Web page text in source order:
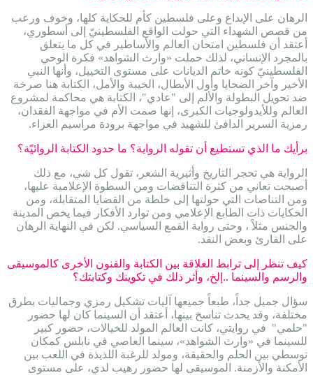
الرهان على الإبداع وعلى فلسطين كأم للحكاية كلها، وخوف ورعب
من قصص الشهداء التي حولت الواقع الفلسطينيّ إلى أسطوري،
أعتقد أن فلسطين امتحان العالم والأساطير في كل ما يتعلق
بالمجرد الإنساني، لذلك حملت «وارث الشواهد» فكرة الوحي
الفلسطينيّ كونه خاتم الديانات على مستوى التخييل، وأنها النبي
الأخير وآخر الضحايا وأول الأبطال، الخيبة والأمل، الكتابة هنا صرخة
ضد تحويل البطولة والألم إلى "عادي"، الكتابة هي محاكمة لمشروع
العالم وللأيدولوجيات الكبرى، إنها صمت الأم في مواجهة الفقدان،
رمزية السرير الدافئ للشهيد في مواجهة برودة مراسيم العزاء.
برأيك ما الذي تستطيع أن تقوله الرواية؟ ما حدود الكتابة الروائيّة؟
الرواية هي تحجر التاريخ وأثيرية الشعر، تقول كل شي، مع ذلك
أصبحت تعاني من كثرة التناقضات ومن السطوة الإعلامية عليها،
ومن التناصات التي حولتها إلى خلطة من القضايا المتقابلة، ومن
الحكايات ذات الطابع الإعلامي ومن توارد الأفكار فيما يخص المدينة
والجنس مثلاً ، وحتى رواية القمع السياسي. لكن في النهاية الرهان
على القارئ وبعض النقد.
كيف تنظر إلى ترابط العلاقة بين الكتابة والفنون الأخرى كالموسيقى
والرسم والسينما ..إلخ، وأثر ذلك في تكوينك وكتابتك؟
سؤال جميل جداً، طبعاً جميعها آليات تشكيل رمزي وجماليات بطرق
مختلفة، وقد يحدث تناسخ بينها، أعتقد أن السينما كان لها حضور
"حلمي" في روايتي، كانت العالم المولد للخيالات، حضور كبير
للسينما في «وارث الشواهد»، سينما العاصي في نابلس كمكان
توسطي بين الحلم والحقيقة، ومولد للرغبة اللذيذة في اللعب بين
الأمكنة والأزمنة. الموسيقى لها حضور رهيب لدي، على مستوى